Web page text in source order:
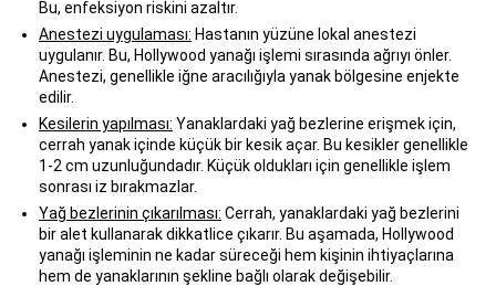
Bu, enfeksiyon riskini azaltır.
Anestezi uygulaması: Hastanın yüzüne lokal anestezi
uygulanır. Bu, Hollywood yanağı işlemi sırasında ağrıyı önler.
Anestezi, genellikle iğne aracılığıyla yanak bölgesine enjekte
edilir.
Kesilerin yapılması: Yanaklardaki yağ bezlerine erişmek için,
cerrah yanak içinde küçük bir kesik açar. Bu kesikler genellikle
1-2 cm uzunluğundadır. Küçük oldukları için genellikle işlem
sonrası iz bırakmazlar.
Yağ bezlerinin çıkarılması: Cerrah, yanaklardaki yağ bezlerini
bir alet kullanarak dikkatlice çıkarır. Bu aşamada, Hollywood
yanağı işleminin ne kadar süreceği hem kişinin ihtiyaçlarına
hem de yanaklarının şekline bağlı olarak değişebilir.